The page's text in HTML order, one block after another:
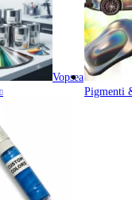
Vopsea
Pigmenti